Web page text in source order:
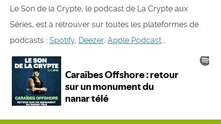
Le Son de la Crypte, le podcast de La Crypte aux
Séries, est à retrouver sur toutes les plateformes de
podcasts : Spotify, Deezer, Apple Podcast...